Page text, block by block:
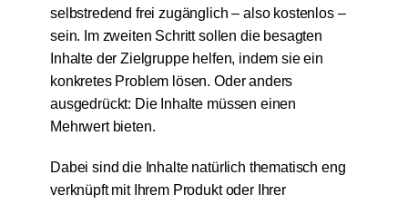
selbstredend frei zugänglich – also kostenlos –
sein. Im zweiten Schritt sollen die besagten
Inhalte der Zielgruppe helfen, indem sie ein
konkretes Problem lösen. Oder anders
ausgedrückt: Die Inhalte müssen einen
Mehrwert bieten.
Dabei sind die Inhalte natürlich thematisch eng
verknüpft mit Ihrem Produkt oder Ihrer